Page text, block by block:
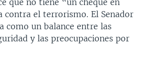
que no tiene “un cheque en
contra el terrorismo. El Senador
como un balance entre las
y las preocupaciones por